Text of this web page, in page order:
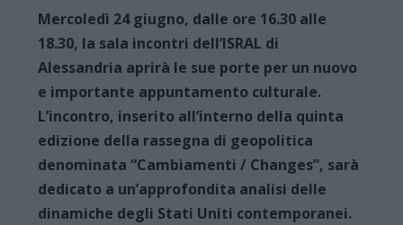
Mercoledì 24 giugno, dalle ore 16.30 alle
18.30, la sala incontri dell’ISRAL di
Alessandria aprirà le sue porte per un nuovo
e importante appuntamento culturale.
L’incontro, inserito all’interno della quinta
edizione della rassegna di geopolitica
denominata “Cambiamenti / Changes”, sarà
dedicato a un’approfondita analisi delle
dinamiche degli Stati Uniti contemporanei.